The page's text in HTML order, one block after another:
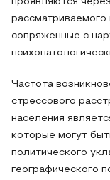
рассматриваемого
сопряженные с
Частота
стрессового
населения
которые могут
политического
географического